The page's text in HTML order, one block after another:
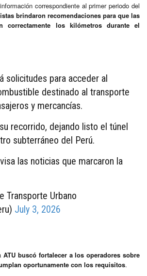
correspondiente al primer periodo del
brindaron recomendaciones para que las
correctamente los kilómetros durante el
solicitudes para acceder al
destinado al transporte
y mercancías.
recorrido, dejando listo el túnel
subterráneo del Perú.
las noticias que marcaron la
Transporte Urbano
July 3, 2026
ATU buscó fortalecer a los operadores sobre
oportunamente con los requisitos.